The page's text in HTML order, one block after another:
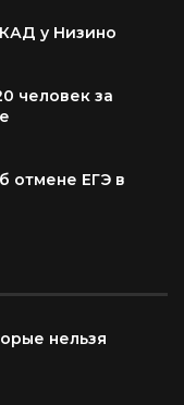
у Низино
человек за
отмене ЕГЭ в
нельзя